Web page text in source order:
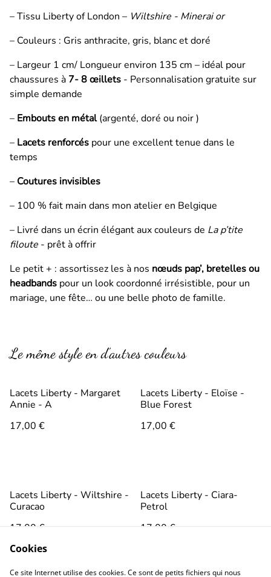
– Tissu Liberty of London – Wiltshire - Minerai or
– Couleurs : Gris anthracite, gris, blanc et doré
– Largeur 1 cm/ Longueur environ 135 cm – idéal pour
chaussures à 7- 8 œillets - Personnalisation gratuite sur
simple demande
– Embouts en métal(argenté, doré ou noir )
– Lacets renforcés pour une excellent tenue dans le
temps
– Coutures invisibles
– 100 % fait main dans mon atelier en Belgique
– Livré dans un écrin élégant aux couleurs de La p’tite
filoute - prêt à offrir
Le petit + : assortissez les à nos nœuds pap’, bretelles ou
headbands pour un look coordonné irrésistible, pour un
mariage, une fête… ou une belle photo de famille.
Le même style en d’autres couleurs
Lacets Liberty - Margaret
Annie - A
17,00 €
Lacets Liberty - Eloïse -
Blue Forest
17,00 €
Lacets Liberty - Wiltshire -
Curacao
17,00 €
Lacets Liberty - Ciara-
Petrol
17,00 €
Cookies
Ce site Internet utilise des cookies. Ce sont de petits fichiers qui nous